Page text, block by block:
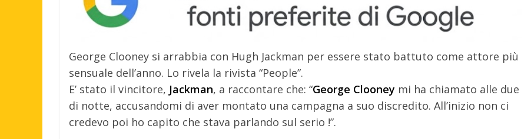
George Clooney si arrabbia con Hugh Jackman per essere stato battuto come attore più
sensuale dell’anno. Lo rivela la rivista “People”.
E’ stato il vincitore, Jackman, a raccontare che: “George Clooney mi ha chiamato alle due
di notte, accusandomi di aver montato una campagna a suo discredito. All’inizio non ci
credevo poi ho capito che stava parlando sul serio !”.